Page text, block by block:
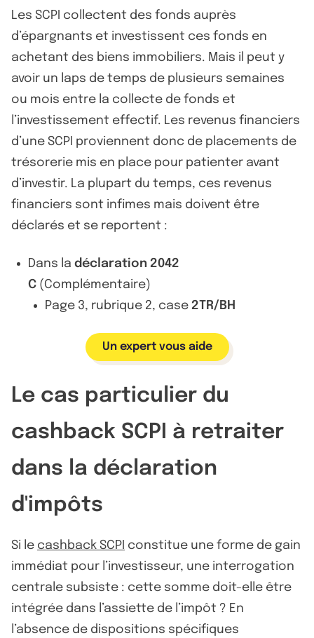
Les SCPI collectent des fonds auprès
d’épargnants et investissent ces fonds en
achetant des biens immobiliers. Mais il peut y
avoir un laps de temps de plusieurs semaines
ou mois entre la collecte de fonds et
l’investissement effectif. Les revenus financiers
d’une SCPI proviennent donc de placements de
trésorerie mis en place pour patienter avant
d’investir. La plupart du temps, ces revenus
financiers sont infimes mais doivent être
déclarés et se reportent :
Dans la déclaration 2042
C (Complémentaire)
Page 3, rubrique 2, case 2TR/BH
Un expert vous aide
Le cas particulier du
cashback SCPI à retraiter
dans la déclaration
d'impôts
Si le cashback SCPI constitue une forme de gain
immédiat pour l’investisseur, une interrogation
centrale subsiste : cette somme doit-elle être
intégrée dans l’assiette de l’impôt ? En
l’absence de dispositions spécifiques